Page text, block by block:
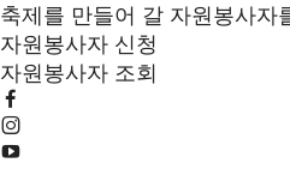
축제를 만들어 갈 자원봉사자
자원봉사자 신청
자원봉사자 조회